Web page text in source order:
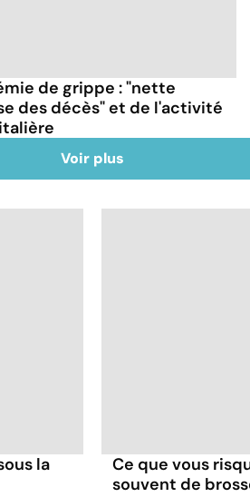
de grippe : "nette
des décès" et de l'activité
Voir plus
la
Ce que vous
souvent de